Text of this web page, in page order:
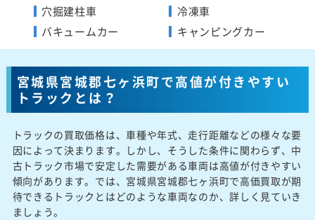
穴掘建柱車
バキュームカー
冷凍車
キャンピングカー
宮城県宮城郡七ヶ浜町で高値が付きやすい
トラックとは？
トラックの買取価格は、車種や年式、走行距離などの様々な要
因によって決まります。しかし、そうした条件に関わらず、中
古トラック市場で安定した需要がある車両は高値が付きやすい
傾向があります。では、宮城県宮城郡七ヶ浜町で高価買取が期
待できるトラックとはどのような車両なのか、詳しく見ていき
ましょう。